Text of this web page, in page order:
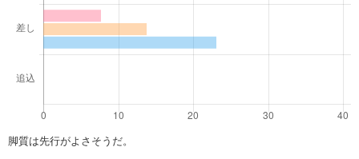
脚質は先行がよさそうだ。